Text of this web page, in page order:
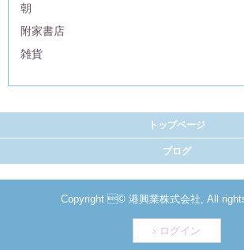
朝
附家書店
雑貨
トップページ
ブログ
Copyright © 港興業株式会社, All
ログイン